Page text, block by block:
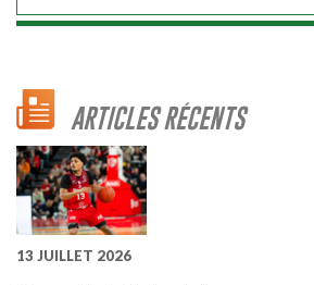
ARTICLES RÉCENTS
13 JUILLET 2026